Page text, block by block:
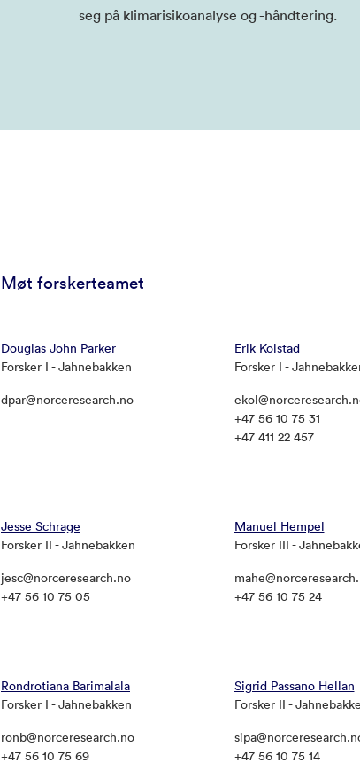
seg på klimarisikoanalyse og -håndtering.
Møt forskerteamet
Douglas John Parker
Forsker I - Jahnebakken
dpar@norceresearch.no
Erik Kolstad
Forsker I -
+47 56 10 75 31
+47 411 22 457
Jesse Schrage
Forsker II - Jahnebakken
jesc@norceresearch.no
+47 56 10 75 05
Manuel Hempel
Forsker III -
+47 56 10 75 24
Rondrotiana Barimalala
Forsker I - Jahnebakken
ronb@norceresearch.no
+47 56 10 75 69
Sigrid Passano Hellan
Forsker II -
+47 56 10 75 14